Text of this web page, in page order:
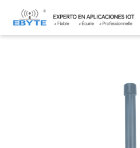
Home > Accessoires > Antenna